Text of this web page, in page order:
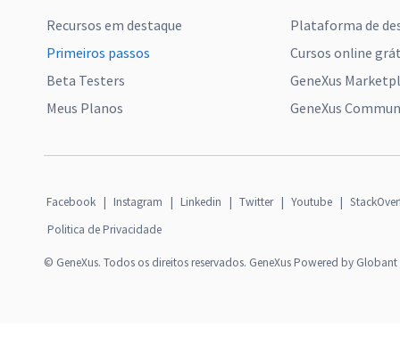
Recursos em destaque
Primeiros passos
Beta Testers
Meus Planos
Plataforma de
Cursos online
GeneXus
GeneXus
Facebook | Instagram | Linkedin | Twitter | Youtube |
Politica de Privacidade
© GeneXus. Todos os direitos reservados. GeneXus Powered by Globant